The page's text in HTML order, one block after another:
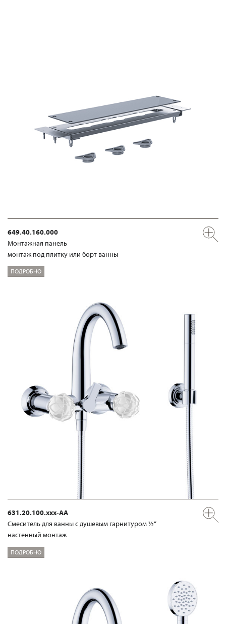
649.40.160.000
Mонтажная панель
монтаж под плитку или борт ванны
ПОДРОБНО
631.20.100.xxx-AA
Смеситель для ванны с душевым гарнитуром ½“
настенный монтаж
ПОДРОБНО